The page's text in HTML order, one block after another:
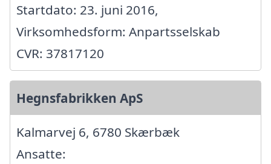
Startdato: 23. juni 2016,
Virksomhedsform: Anpartsselskab
CVR: 37817120
Hegnsfabrikken ApS
Kalmarvej 6, 6780 Skærbæk
Ansatte: